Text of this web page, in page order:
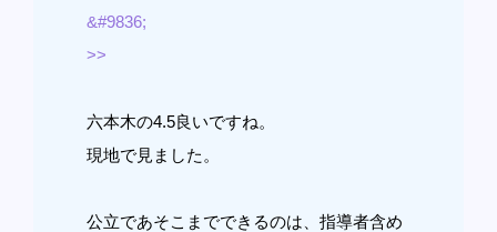
&#9836;
>>
六本木の4.5良いですね。
現地で見ました。
公立であそこまでできるのは、指導者含め